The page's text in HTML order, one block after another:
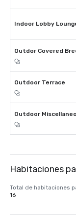
Indoor Lobby
Outdoor Terrace
Habitaciones
Total de habitaciones
16